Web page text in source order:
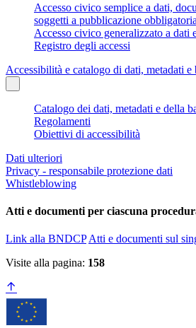
Accesso civico semplice a dati,
soggetti a pubblicazione obbligatoria
Accesso civico generalizzato a dati
Registro degli accessi
Accessibilità e catalogo di dati, metadati e
Catalogo dei dati, metadati e della
Regolamenti
Obiettivi di accessibilità
Dati ulteriori
Privacy - responsabile protezione dati
Whistleblowing
Atti e documenti per ciascuna
Link alla BNDCP Atti e documenti sul
Visite alla pagina: 158